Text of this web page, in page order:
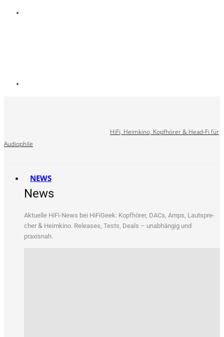
HiFi, Heimkino, Kopfhörer & Head-Fi für
Audiophile
NEWS
News
Aktu­el­le HiFi-News bei HiFi­Ge­ek: Kopf­hö­rer, DACs, Amps, Laut­spre­
cher & Heim­ki­no. Releases, Tests, Deals – unab­hän­gig und
praxisnah.